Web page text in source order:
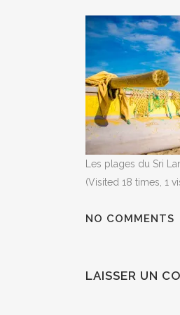
Les plages du Sri
(Visited 18 times, 1
NO COMMENTS
LAISSER UN